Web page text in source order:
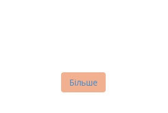
Більше